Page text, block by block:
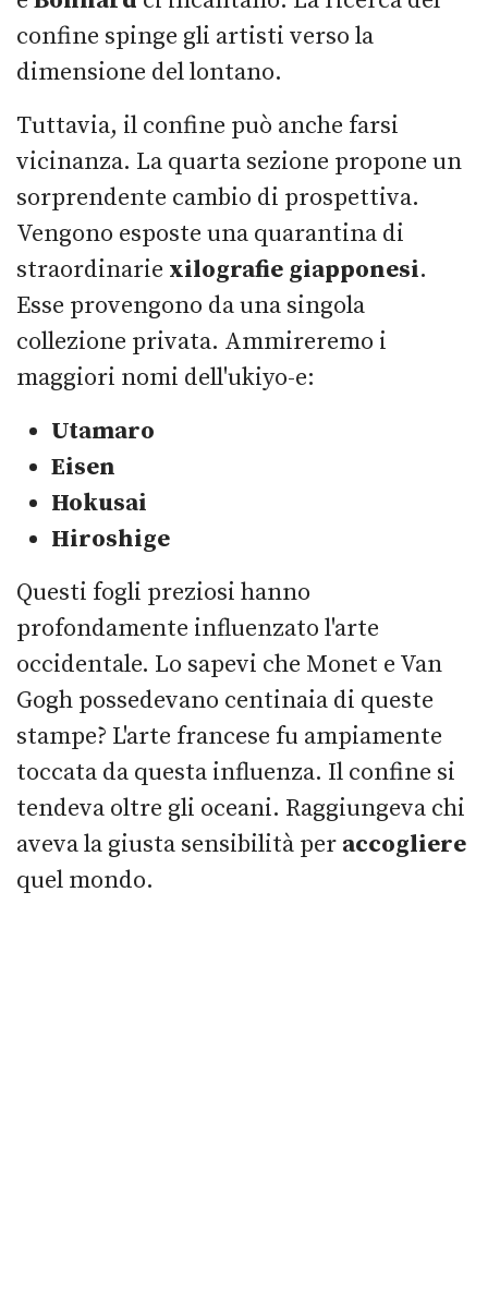
confine spinge gli artisti verso la
dimensione del lontano.
Tuttavia, il confine può anche farsi
vicinanza. La quarta sezione propone un
sorprendente cambio di prospettiva.
Vengono esposte una quarantina di
straordinarie xilografie giapponesi.
Esse provengono da una singola
collezione privata. Ammireremo i
maggiori nomi dell'ukiyo-e:
Utamaro
Eisen
Hokusai
Hiroshige
Questi fogli preziosi hanno
profondamente influenzato l'arte
occidentale. Lo sapevi che Monet e Van
Gogh possedevano centinaia di queste
stampe? L'arte francese fu ampiamente
toccata da questa influenza. Il confine si
tendeva oltre gli oceani. Raggiungeva chi
aveva la giusta sensibilità per accogliere
quel mondo.